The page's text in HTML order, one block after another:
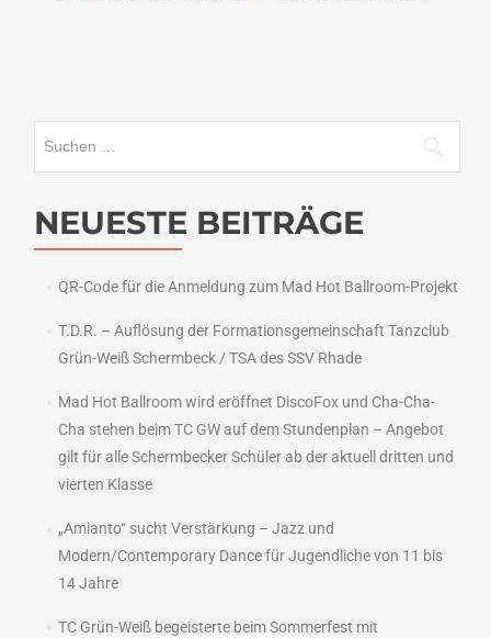
NEUESTE BEITRÄGE
QR-Code für die Anmeldung zum Mad Hot Ballroom-Projekt
T.D.R. – Auflösung der Formationsgemeinschaft Tanzclub
Grün-Weiß Schermbeck / TSA des SSV Rhade
Mad Hot Ballroom wird eröffnet DiscoFox und Cha-Cha-
Cha stehen beim TC GW auf dem Stundenplan – Angebot
gilt für alle Schermbecker Schüler ab der aktuell dritten und
vierten Klasse
„Amianto“ sucht Verstärkung – Jazz und
Modern/Contemporary Dance für Jugendliche von 11 bis
14 Jahre
TC Grün-Weiß begeisterte beim Sommerfest mit